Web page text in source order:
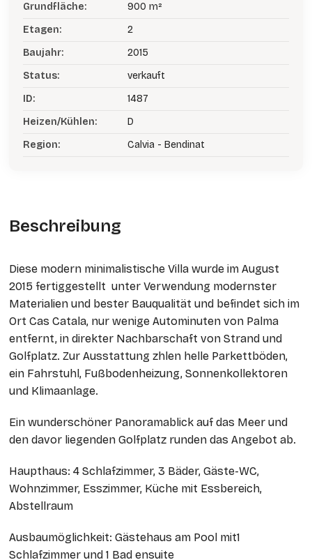
Grundfläche:
900 m²
Etagen:
2
Baujahr:
2015
Status:
verkauft
ID:
1487
Heizen/Kühlen:
D
Region:
Calvia - Bendinat
Beschreibung
Diese modern minimalistische Villa wurde im August
2015 fertiggestellt unter Verwendung modernster
Materialien und bester Bauqualität und befindet sich im
Ort Cas Catala, nur wenige Autominuten von Palma
entfernt, in direkter Nachbarschaft von Strand und
Golfplatz. Zur Ausstattung zhlen helle Parkettböden,
ein Fahrstuhl, Fußbodenheizung, Sonnenkollektoren
und Klimaanlage.
Ein wunderschöner Panoramablick auf das Meer und
den davor liegenden Golfplatz runden das Angebot ab.
Haupthaus: 4 Schlafzimmer, 3 Bäder, Gäste-WC,
Wohnzimmer, Esszimmer, Küche mit Essbereich,
Abstellraum
Ausbaumöglichkeit: Gästehaus am Pool mit1
Schlafzimmer und 1 Bad ensuite